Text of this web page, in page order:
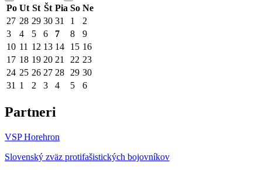
Po Ut St Št Pia So Ne
27 28 29 30 31 1
2
3
4 5 6 7 8
9
10 11 12 13 14 15 16
17 18 19 20 21 22 23
24 25 26 27 28 29 30
31 1 2 3 4 5 6
Partneri
VSP Horehron
Slovenský zväz protifašistických bojovníkov